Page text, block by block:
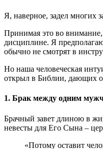
Я, наверное, задел многих
Принимая это во внимание,
дисциплине. Я
обычно не смотрят в
Но наша человеческая
открыл в Библии, дающих
1. Брак между одним
Брачный завет длиною в
невесты для Его Сына –
«Потому оставит